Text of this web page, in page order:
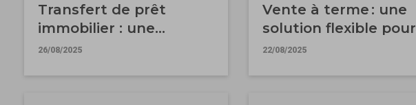
Transfert de prêt
immobilier : une
solution pour votre
26/08/2025
Vente à terme : une
solution flexible pour
vendre son bien
22/08/2025